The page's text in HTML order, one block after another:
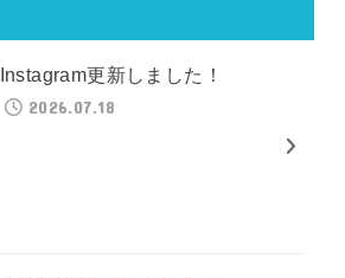
Instagram更新しました！
2026.07.18